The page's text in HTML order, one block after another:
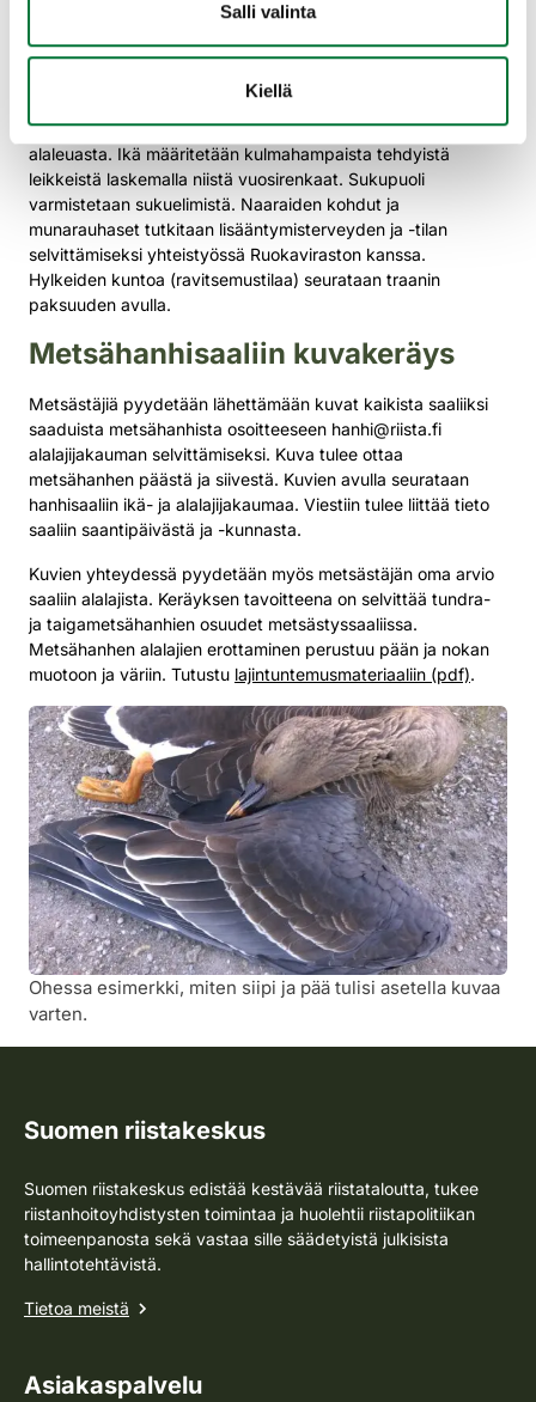
Salli valinta
Kiellä
pyyntipaikasta, -ajasta ja -tavasta.Näyteohjeet (luke.fi)
päivitetään tarpeen mukaan. Samalta sivulta löytyvät
laskutusohje sekä laskutuslomake.
Näytteet käsitellään Lukessa. Hylkeen laji varmistetaan
alaleuasta. Ikä määritetään kulmahampaista tehdyistä
leikkeistä laskemalla niistä vuosirenkaat. Sukupuoli
varmistetaan sukuelimistä. Naaraiden kohdut ja
munarauhaset tutkitaan lisääntymisterveyden ja -tilan
selvittämiseksi yhteistyössä Ruokaviraston kanssa.
Hylkeiden kuntoa (ravitsemustilaa) seurataan traanin
paksuuden avulla.
Metsähanhisaaliin kuvakeräys
Metsästäjiä pyydetään lähettämään kuvat kaikista saaliiksi
saaduista metsähanhista osoitteeseen hanhi@riista.fi
alalajijakauman selvittämiseksi. Kuva tulee ottaa
metsähanhen päästä ja siivestä. Kuvien avulla seurataan
hanhisaaliin ikä- ja alalajijakaumaa. Viestiin tulee liittää tieto
saaliin saantipäivästä ja -kunnasta.
Kuvien yhteydessä pyydetään myös metsästäjän oma arvio
saaliin alalajista. Keräyksen tavoitteena on selvittää tundra-
ja taigametsähanhien osuudet metsästyssaaliissa.
Metsähanhen alalajien erottaminen perustuu pään ja nokan
muotoon ja väriin. Tutustu lajintuntemusmateriaaliin (pdf).
Ohessa esimerkki, miten siipi ja pää tulisi asetella kuvaa
varten.
Suomen riistakeskus
Suomen riistakeskus edistää kestävää riistataloutta, tukee
riistanhoitoyhdistysten toimintaa ja huolehtii riistapolitiikan
toimeenpanosta sekä vastaa sille säädetyistä julkisista
hallintotehtävistä.
Tietoa meistä
Asiakaspalvelu